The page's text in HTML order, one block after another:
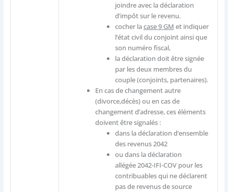
joindre avec la déclaration
d’impôt sur le revenu.
cocher lacase 9 GM et indiquer
l’état civil du conjoint ainsi que
son numéro fiscal,
la déclaration doit être signée
par les deux membres du
couple (conjoints, partenaires).
En cas de changement autre
(divorce,décès) ou en cas de
changement d’adresse, ces éléments
doivent être signalés :
dans la déclaration d’ensemble
des revenus 2042
ou dans la déclaration
allégée 2042-IFI-COV pour les
contribuables qui ne déclarent
pas de revenus de source